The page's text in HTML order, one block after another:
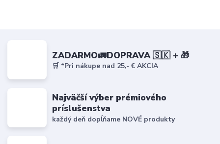
ZADARMO🚛DOPRAVA 🇸🇰 + 🎁
🛒 *Pri nákupe nad 25,- € AKCIA
Najväčší výber prémiového
príslušenstva
každý deň dopĺňame NOVÉ produkty